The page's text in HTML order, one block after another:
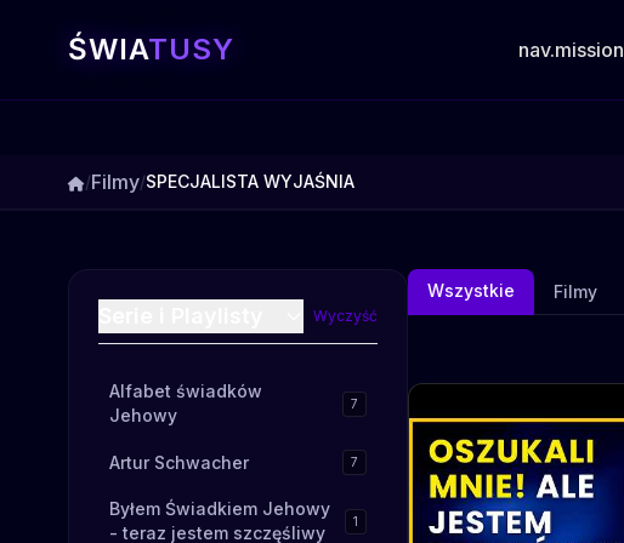
ŚWIATUSY nav.mission
/Filmy/SPECJALISTA WYJAŚNIA
Wyczyść
Alfabet świadków
Jehowy
7
Artur Schwacher 7
Byłem Świadkiem Jehowy
- teraz jestem szczęśliwy
1
Wszystkie Filmy